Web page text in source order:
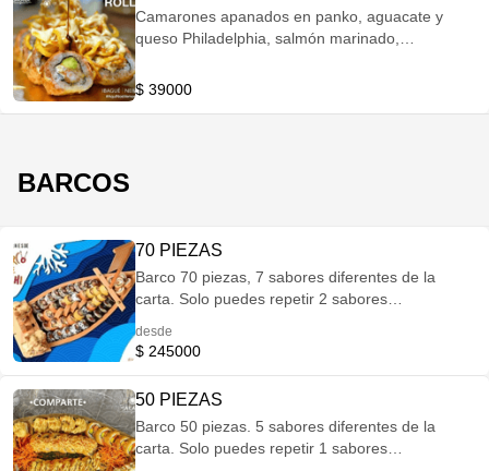
Camarones apanados en panko, aguacate y
queso Philadelphia, salmón marinado,
reducción de balsámico de especias orientales
$ 39000
BARCOS
70 PIEZAS
Barco 70 piezas, 7 sabores diferentes de la
carta. Solo puedes repetir 2 sabores
si te excedes no se podra tomar el pedido*
desde
$ 245000
50 PIEZAS
Barco 50 piezas. 5 sabores diferentes de la
carta. Solo puedes repetir 1 sabores